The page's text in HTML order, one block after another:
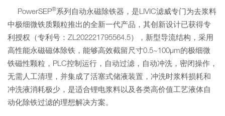
PowerSEP®系列自动永磁除铁器，是LIVIC滤威专门为去浆料
中极细微铁质颗粒推出的全新一代产品，其创新设计已获得专
利授权（专利号：ZL202221795564.5），新型导流结构，采用
高性能永磁磁体除铁，能够高效截留尺寸0.5~100μm的极细微
铁磁性颗粒，PLC控制运行，自动过滤，自动冲洗，密闭操作，
无需人工清理，并集成了活塞式储液装置，冲洗时浆料损耗和
冲洗液消耗极少，是适合锂电浆料以及各类高价值工艺液体自
动化除铁过滤的理想解决方案。